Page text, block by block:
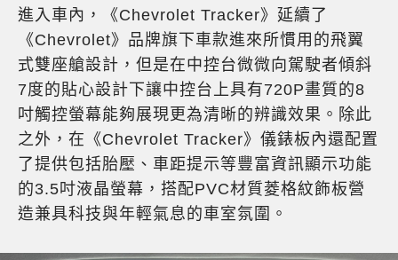
進入車內，《Chevrolet Tracker》延續了
《Chevrolet》品牌旗下車款進來所慣用的飛翼
式雙座艙設計，但是在中控台微微向駕駛者傾斜
7度的貼心設計下讓中控台上具有720P畫質的8
吋觸控螢幕能夠展現更為清晰的辨識效果。除此
之外，在《Chevrolet Tracker》儀錶板內還配置
了提供包括胎壓、車距提示等豐富資訊顯示功能
的3.5吋液晶螢幕，搭配PVC材質菱格紋飾板營
造兼具科技與年輕氣息的車室氛圍。